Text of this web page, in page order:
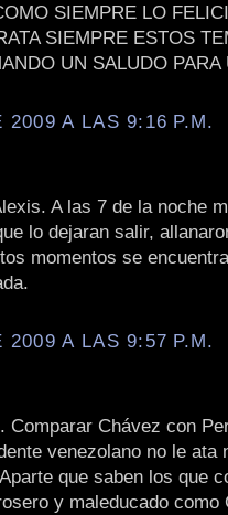
SIEMPRE LO
SIEMPRE ESTOS
UN SALUDO PARA
2009 A LAS 9:16 P.M.
A las 7 de la noche
lo dejaran salir,
momentos se
2009 A LAS 9:57 P.M.
Comparar Chávez con
venezolano no le ata
que saben los que
y maleducado como